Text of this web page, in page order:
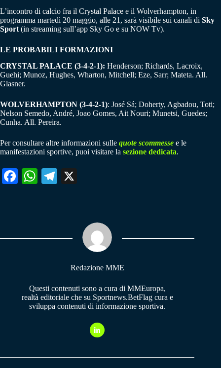
L’incontro di calcio fra il Crystal Palace e il Wolverhampton, in
programma martedì 20 maggio, alle 21, sarà visibile sui canali di Sky
Sport (in streaming sull’app Sky Go e su NOW Tv).
LE PROBABILI FORMAZIONI
CRYSTAL PALACE (3-4-2-1): Henderson; Richards, Lacroix,
Guehi; Munoz, Hughes, Wharton, Mitchell; Eze, Sarr; Mateta. All.
Glasner.
WOLVERHAMPTON (3-4-2-1): José Sá; Doherty, Agbadou, Toti;
Nelson Semedo, André, Joao Gomes, Ait Nouri; Munetsi, Guedes;
Cunha. All. Pereira.
Per consultare altre informazioni sulle quote scommesse e le
manifestazioni sportive, puoi visitare la sezione dedicata.
Fa W
pp
Te
m
Redazione MME
Questi contenuti sono a cura di MMEuropa,
realtà editoriale che su Sportnews.BetFlag cura e
sviluppa contenuti di informazione sportiva.